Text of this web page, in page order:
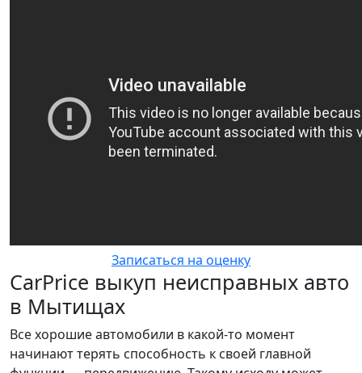
Записаться на оценку
CarPrice выкуп неисправных авто
в Мытищах
Все хорошие автомобили в какой-то момент
начинают терять способность к своей главной